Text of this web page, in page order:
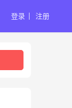
登录 注册